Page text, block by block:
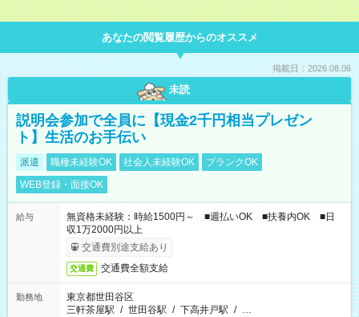
あなたの閲覧履歴からのオススメ
掲載日：2026.08.06
未読
説明会参加で全員に【現金2千円相当プレゼン
ト】生活のお手伝い
派遣 職種未経験OK 社会人未経験OK
ブランクOK
WEB登録・面接OK
給与
無資格未経験：時給1500円～ ■週払いOK ■扶養内OK ■日
収1万2000円以上
交通費別途支給あり
交通費 交通費全額支給
勤務地
東京都世田谷区
三軒茶屋駅 / 世田谷駅 / 下高井戸駅 / …